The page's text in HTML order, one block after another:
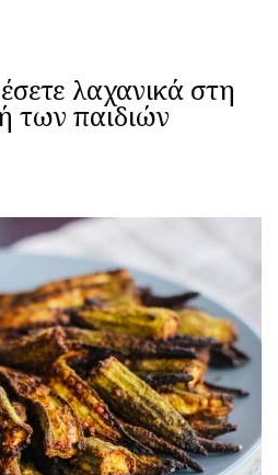
λαχανικά στη
των παιδιών